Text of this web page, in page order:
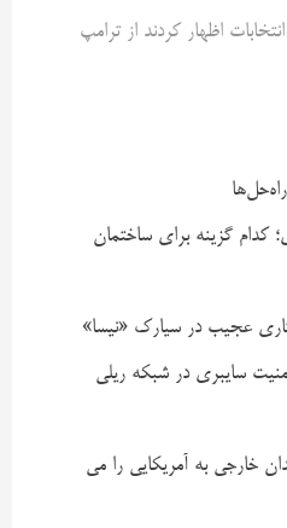
اظهار کردند از ترامپ
کدام گزینه برای ساختمان
عجیب در سیارک «نیسا»
سایبری در شبکه ریلی
خارجی به آمریکایی را می